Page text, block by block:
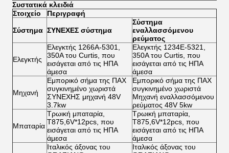
Συστατικά κλειδιά
Στοιχείο
Περιγραφή
Σύστημα ΣΥΝΕΧΕΣ σύστημα
Σύστημα
εναλλασσόμενου
ρεύματος
Ελεγκτής
Ελεγκτής 1266A-5301,
350A του Curtis, που
εισάγεται από τις ΗΠΑ
άμεσα
Ελεγκτής 1234E-5321,
350A του Curtis, που
εισάγεται από τις ΗΠΑ
άμεσα
Μηχανή
Εμπορικό σήμα της ΠΑΧ
συγκινημένο χωριστά
ΣΥΝΕΧΗΣ μηχανή 48V
3.7kw
Εμπορικό σήμα της ΠΑΧ
συγκινημένο χωριστά
Μηχανή εναλλασσόμενου
ρεύματος 48V 5kw
Μπαταρία
Τρωική μπαταρία,
T875,6V*12pcs, που
εισάγεται από τις ΗΠΑ
άμεσα
Τρωική μπαταρία,
T875,6V*12pcs, που
εισάγεται από τις ΗΠΑ
άμεσα
Ιταλικός άξονας του
Ιταλικός άξονας του